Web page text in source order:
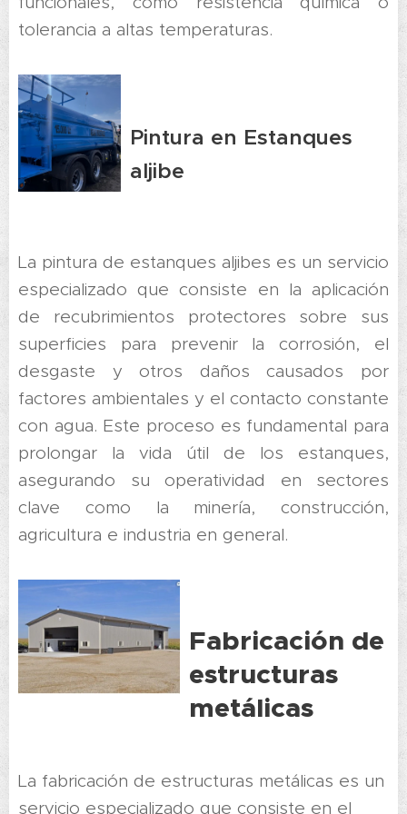
tolerancia a altas temperaturas.
Pintura en Estanques
aljibe
La pintura de estanques aljibes es un servicio
especializado que consiste en la aplicación
de recubrimientos protectores sobre sus
superficies para prevenir la corrosión, el
desgaste y otros daños causados por
factores ambientales y el contacto constante
con agua. Este proceso es fundamental para
prolongar la vida útil de los estanques,
asegurando su operatividad en sectores
clave como la minería, construcción,
agricultura e industria en general.
Fabricación de
estructuras
metálicas
La fabricación de estructuras metálicas es un
servicio especializado que consiste en el